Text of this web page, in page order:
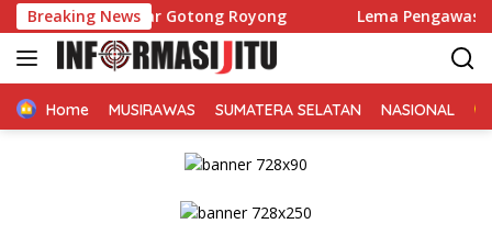
Langsung
ke
konten
Breaking News
Gotong Royong Lema Pengawasan Dapur
Home MUSIRAWAS SUMATERA SELATAN NASIONAL